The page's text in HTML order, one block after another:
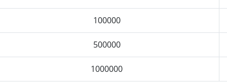
100000
500000
1000000